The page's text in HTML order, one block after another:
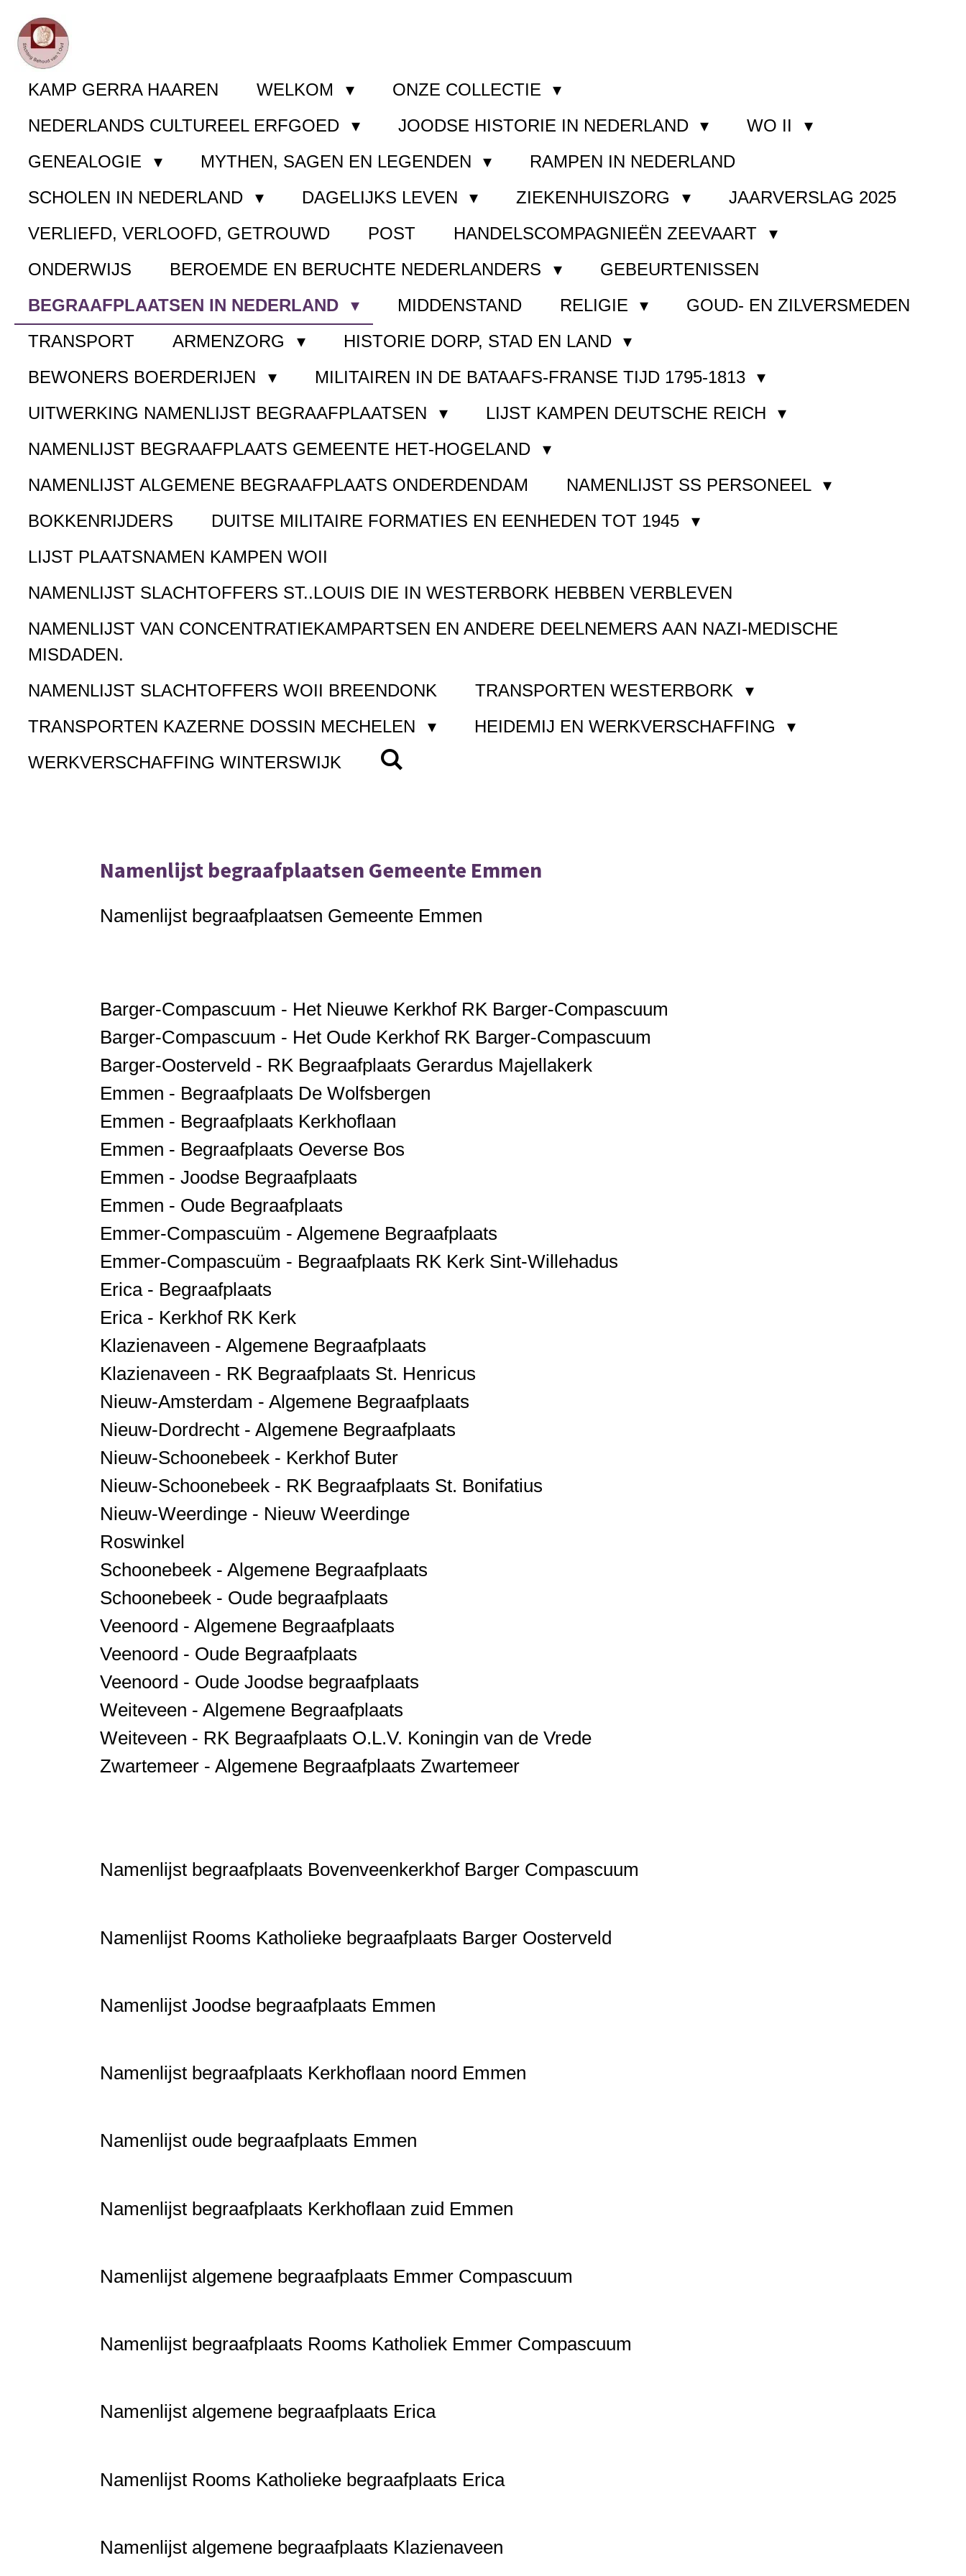
Ga
direct
naar
hoofdinhoud
KAMP GERRA HAAREN WELKOM
ONZE COLLECTIE
NEDERLANDS CULTUREEL ERFGOED
JOODSE HISTORIE IN NEDERLAND
WO II
GENEALOGIE
MYTHEN, SAGEN EN LEGENDEN
RAMPEN IN NEDERLAND
SCHOLEN IN NEDERLAND
DAGELIJKS LEVEN ZIEKENHUISZORG
JAARVERSLAG 2025
VERLIEFD, VERLOOFD, GETROUWD
POST
HANDELSCOMPAGNIEËN ZEEVAART
ONDERWIJS
BEROEMDE EN BERUCHTE NEDERLANDERS
GEBEURTENISSEN
BEGRAAFPLAATSEN IN NEDERLAND
MIDDENSTAND RELIGIE
GOUD- EN ZILVERSMEDEN
TRANSPORT
ARMENZORG
HISTORIE DORP, STAD EN LAND
BEWONERS BOERDERIJEN
MILITAIREN IN DE BATAAFS-FRANSE TIJD 1795-1813
UITWERKING NAMENLIJST BEGRAAFPLAATSEN
LIJST KAMPEN DEUTSCHE REICH
NAMENLIJST BEGRAAFPLAATS GEMEENTE HET-HOGELAND
NAMENLIJST ALGEMENE BEGRAAFPLAATS ONDERDENDAM
NAMENLIJST SS PERSONEEL
BOKKENRIJDERS
DUITSE MILITAIRE FORMATIES EN EENHEDEN TOT 1945
LIJST PLAATSNAMEN KAMPEN WOII
NAMENLIJST SLACHTOFFERS ST..LOUIS DIE IN WESTERBORK HEBBEN VERBLEVEN
NAMENLIJST VAN CONCENTRATIEKAMPARTSEN EN ANDERE DEELNEMERS AAN NAZI-MEDISCHE
MISDADEN.
NAMENLIJST SLACHTOFFERS WOII BREENDONK
TRANSPORTEN WESTERBORK
TRANSPORTEN KAZERNE DOSSIN MECHELEN
HEIDEMIJ EN WERKVERSCHAFFING
WERKVERSCHAFFING WINTERSWIJK
Namenlijst begraafplaatsen Gemeente Emmen
Namenlijst begraafplaatsen Gemeente Emmen
Barger-Compascuum - Het Nieuwe Kerkhof RK Barger-Compascuum
Barger-Compascuum - Het Oude Kerkhof RK Barger-Compascuum
Barger-Oosterveld - RK Begraafplaats Gerardus Majellakerk
Emmen - Begraafplaats De Wolfsbergen
Emmen - Begraafplaats Kerkhoflaan
Emmen - Begraafplaats Oeverse Bos
Emmen - Joodse Begraafplaats
Emmen - Oude Begraafplaats
Emmer-Compascuüm - Algemene Begraafplaats
Emmer-Compascuüm - Begraafplaats RK Kerk Sint-Willehadus
Erica - Begraafplaats
Erica - Kerkhof RK Kerk
Klazienaveen - Algemene Begraafplaats
Klazienaveen - RK Begraafplaats St. Henricus
Nieuw-Amsterdam - Algemene Begraafplaats
Nieuw-Dordrecht - Algemene Begraafplaats
Nieuw-Schoonebeek - Kerkhof Buter
Nieuw-Schoonebeek - RK Begraafplaats St. Bonifatius
Nieuw-Weerdinge - Nieuw Weerdinge
Roswinkel
Schoonebeek - Algemene Begraafplaats
Schoonebeek - Oude begraafplaats
Veenoord - Algemene Begraafplaats
Veenoord - Oude Begraafplaats
Veenoord - Oude Joodse begraafplaats
Weiteveen - Algemene Begraafplaats
Weiteveen - RK Begraafplaats O.L.V. Koningin van de Vrede
Zwartemeer - Algemene Begraafplaats Zwartemeer
Namenlijst begraafplaats Bovenveenkerkhof Barger Compascuum
Namenlijst Rooms Katholieke begraafplaats Barger Oosterveld
Namenlijst Joodse begraafplaats Emmen
Namenlijst begraafplaats Kerkhoflaan noord Emmen
Namenlijst oude begraafplaats Emmen
Namenlijst begraafplaats Kerkhoflaan zuid Emmen
Namenlijst algemene begraafplaats Emmer Compascuum
Namenlijst begraafplaats Rooms Katholiek Emmer Compascuum
Namenlijst algemene begraafplaats Erica
Namenlijst Rooms Katholieke begraafplaats Erica
Namenlijst algemene begraafplaats Klazienaveen